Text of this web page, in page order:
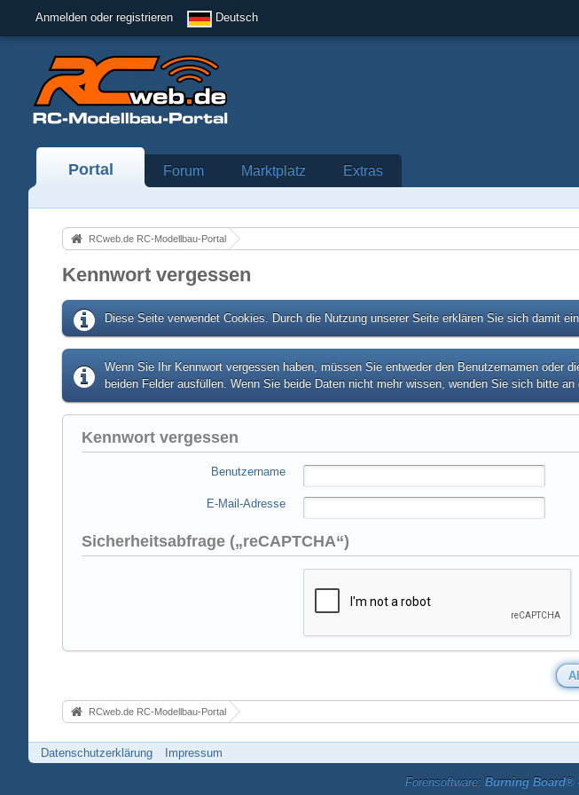
Anmelden oder registrieren Deutsch
Portal Forum Marktplatz Extras
RCweb.de RC-Modellbau-Portal
Kennwort vergessen
Diese Seite verwendet Cookies. Durch die Nutzung unserer Seite erklären Sie sich damit
Wenn Sie Ihr Kennwort vergessen haben, müssen Sie entweder den Benutzernamen oder
beiden Felder ausfüllen. Wenn Sie beide Daten nicht mehr wissen, wenden Sie sich bitte an
Kennwort vergessen
Benutzername
E-Mail-Adresse
Sicherheitsabfrage („reCAPTCHA“)
RCweb.de RC-Modellbau-Portal
Datenschutzerklärung Impressum
Forensoftware: Burning Board®